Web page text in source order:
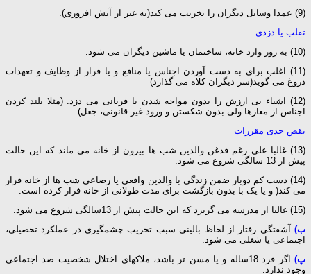
(9) عمدا وسایل دیگران را تخریب می کند(به غیر از آتش افروزی).
تقلب یا دزدی
(10) به زور وارد خانه، ساختمان یا ماشین دیگران می شود.
(11) اغلب برای به دست آوردن اجناس یا منافع و یا فرار از وظایف و تعهدات
دروغ می گوید(سر دیگران کلاه می گذارد)
(12) اشیاء بی ارزش را بدون مواجه شدن با قربانی می دزد. (مثلا بلند کردن
اجناس از مغازها ولی بدون شکستن و ورود غیر قانونی، جعل).
نقض جدی مقررات
(13) غالبا علی رغم قدغن والدین شب ها بیرون از خانه می ماند که این حالت
پیش از 13 سالگی شروع می شود.
(14) دست کم دوبار ضمن زندگی با والدین واقعی یا رضاعی شب ها از خانه فرار
می کند( و یا یک با بدون بازگشت برای مدت طولانی از خانه فرار کرده است.
(15) غالبا از مدرسه می گریزد که این حالت پیش از 13سالگی شروع می شود.
ب) آشفتگی رفتار از لحاظ بالینی سبب تخریب چشمگیری در عملکرد تحصیلی،
اجتماعی یا شغلی می شود.
پ)
اگر فرد 18ساله و یا مسن تر باشد، ملاکهای اختلال شخصیت ضد اجتماعی
وجود ندارد.